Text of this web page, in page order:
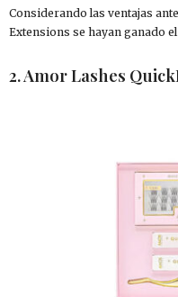
Considerando las ventajas
Extensions se hayan ganado
2. Amor Lashes